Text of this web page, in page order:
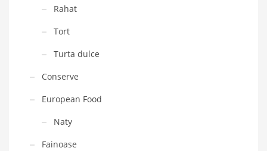
Rahat
Tort
Turta dulce
Conserve
European Food
Naty
Fainoase